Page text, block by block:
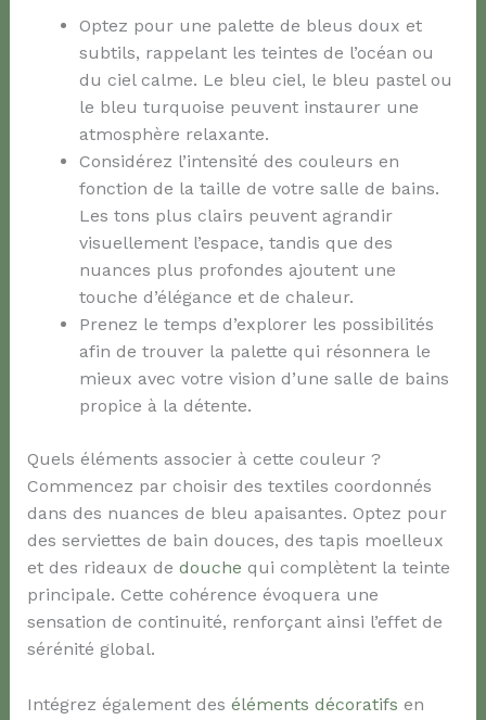
Optez pour une palette de bleus doux et
subtils, rappelant les teintes de l’océan ou
du ciel calme. Le bleu ciel, le bleu pastel ou
le bleu turquoise peuvent instaurer une
atmosphère relaxante.
Considérez l’intensité des couleurs en
fonction de la taille de votre salle de bains.
Les tons plus clairs peuvent agrandir
visuellement l’espace, tandis que des
nuances plus profondes ajoutent une
touche d’élégance et de chaleur.
Prenez le temps d’explorer les possibilités
afin de trouver la palette qui résonnera le
mieux avec votre vision d’une salle de bains
propice à la détente.
Quels éléments associer à cette couleur ?
Commencez par choisir des textiles coordonnés
dans des nuances de bleu apaisantes. Optez pour
des serviettes de bain douces, des tapis moelleux
et des rideaux de douche qui complètent la teinte
principale. Cette cohérence évoquera une
sensation de continuité, renforçant ainsi l’effet de
sérénité global.
Intégrez également des éléments décoratifs en